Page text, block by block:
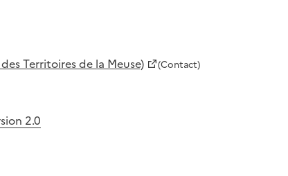
Territoires de la Meuse)
(Contact)
2.0